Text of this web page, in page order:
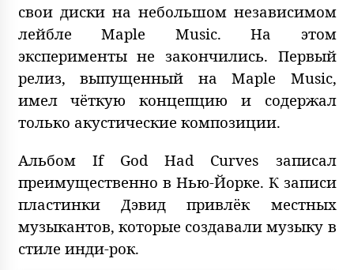
свои диски на небольшом независимом
лейбле Maple Music. На этом
эксперименты не закончились. Первый
релиз, выпущенный на Maple Music,
имел чёткую концепцию и содержал
только акустические композиции.
Альбом If God Had Curves записал
преимущественно в Нью-Йорке. К записи
пластинки Дэвид привлёк местных
музыкантов, которые создавали музыку в
стиле инди-рок.